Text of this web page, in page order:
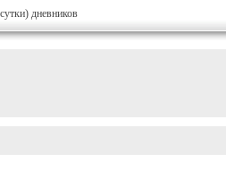
дневников